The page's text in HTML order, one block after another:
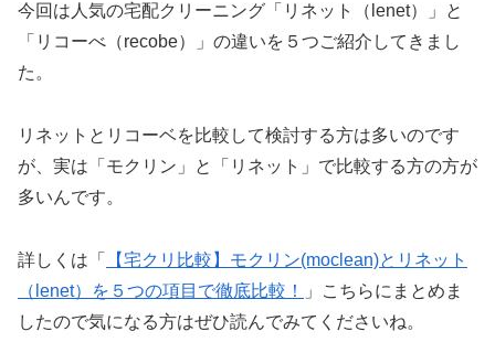
今回は人気の宅配クリーニング「リネット（lenet）」と
「リコーべ（recobe）」の違いを５つご紹介してきまし
た。
リネットとリコーベを比較して検討する方は多いのです
が、実は「モクリン」と「リネット」で比較する方の方が
多いんです。
詳しくは「
【宅クリ比較】モクリン(moclean)とリネット
（lenet）を５つの項目で徹底比較！
」こちらにまとめま
したので気になる方はぜひ読んでみてくださいね。